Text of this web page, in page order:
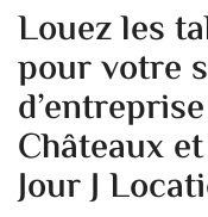
Louez les
pour votre
Châteaux
Jour J